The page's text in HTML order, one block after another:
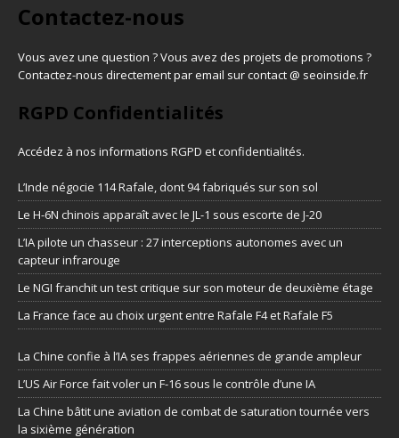
Contactez-nous
Vous avez une question ? Vous avez des projets de promotions ?
Contactez-nous directement par email sur contact @ seoinside.fr
RGPD Confidentialités
Accédez à nos informations RGPD et confidentialités.
L’Inde négocie 114 Rafale, dont 94 fabriqués sur son sol
Le H-6N chinois apparaît avec le JL-1 sous escorte de J-20
L’IA pilote un chasseur : 27 interceptions autonomes avec un
capteur infrarouge
Le NGI franchit un test critique sur son moteur de deuxième étage
La France face au choix urgent entre Rafale F4 et Rafale F5
La Chine confie à l’IA ses frappes aériennes de grande ampleur
L’US Air Force fait voler un F-16 sous le contrôle d’une IA
La Chine bâtit une aviation de combat de saturation tournée vers
la sixième génération